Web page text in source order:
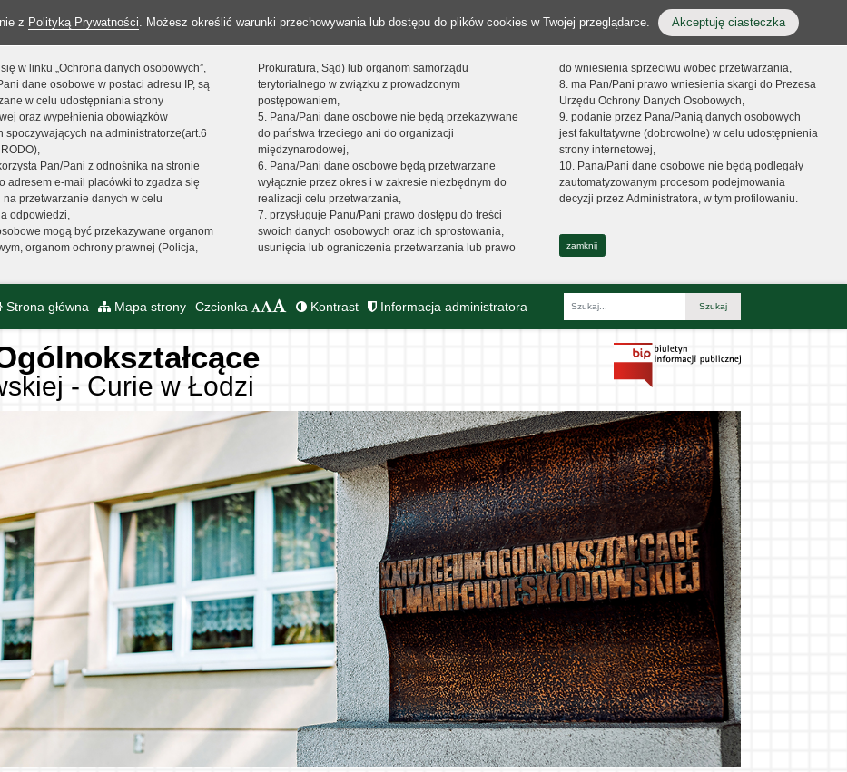
z Polityką Prywatności. Możesz określić warunki przechowywania lub dostępu do plików cookies w Twojej przeglądarce. Akceptuję ciasteczka
w linku „Ochrona danych osobowych”,
dane osobowe w postaci adresu IP, są
w celu udostępniania strony
oraz wypełnienia obowiązków
spoczywających na administratorze(art.6
Pan/Pani z odnośnika na stronie
adresem e-mail placówki to zgadza się
na przetwarzanie danych w celu
odpowiedzi,
mogą być przekazywane organom
organom ochrony prawnej (Policja,
Prokuratura, Sąd) lub organom samorządu
terytorialnego w związku z prowadzonym
postępowaniem,
5. Pana/Pani dane osobowe nie będą przekazywane
do państwa trzeciego ani do organizacji
międzynarodowej,
6. Pana/Pani dane osobowe będą przetwarzane
wyłącznie przez okres i w zakresie niezbędnym do
realizacji celu przetwarzania,
7. przysługuje Panu/Pani prawo dostępu do treści
swoich danych osobowych oraz ich sprostowania,
usunięcia lub ograniczenia przetwarzania lub prawo
do wniesienia sprzeciwu wobec przetwarzania,
8. ma Pan/Pani prawo wniesienia skargi do Prezesa
Urzędu Ochrony Danych Osobowych,
9. podanie przez Pana/Panią danych osobowych
jest fakultatywne (dobrowolne) w celu udostępnienia
strony internetowej,
10. Pana/Pani dane osobowe nie będą podlegały
zautomatyzowanym procesom podejmowania
decyzji przez Administratora, w tym profilowaniu.
zamknij
Strona główna Mapa strony Czcionka Kontrast Informacja administratora
Fraza
- Curie w Łodzi